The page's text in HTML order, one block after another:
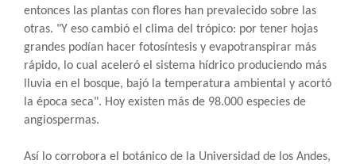
entonces las plantas con flores han prevalecido sobre las
otras. "Y eso cambió el clima del trópico: por tener hojas
grandes podían hacer fotosíntesis y evapotranspirar más
rápido, lo cual aceleró el sistema hídrico produciendo más
lluvia en el bosque, bajó la temperatura ambiental y acortó
la época seca". Hoy existen más de 98.000 especies de
angiospermas.
Así lo corrobora el botánico de la Universidad de los Andes,